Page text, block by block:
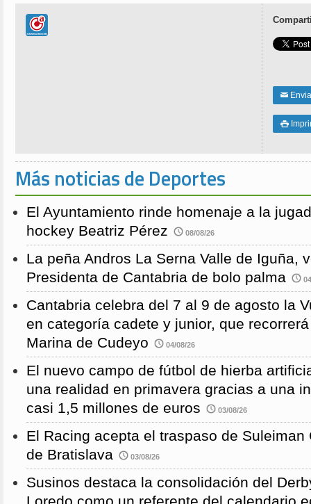
✉

Más noticias de Deportes
El Ayuntamiento rinde homenaje a la
hockey Beatriz Pérez
08/08/26
La peña Andros La Serna Valle de Iguña,
Presidenta de Cantabria de bolo palma
Cantabria celebra del 7 al 9 de agosto la
en categoría cadete y junior, que
Marina de Cudeyo
04/08/26
El nuevo campo de fútbol de hierba
una realidad en primavera gracias a una
casi 1,5 millones de euros
03/08/26
El Racing acepta el traspaso de Suleiman
de Bratislava
03/08/26
Susinos destaca la consolidación del